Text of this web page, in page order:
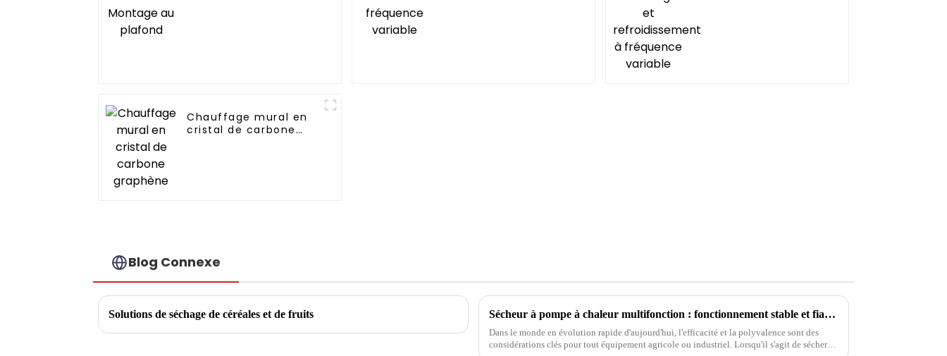
Chauffage mural en
cristal de carbone
Blog Connexe
Solutions de séchage de céréales et de fruits Sécheur à pompe à chaleur multifonction : fonctionnement stable et fiable, séchage sans souci
Dans le monde en évolution rapide d'aujourd'hui, l'efficacité et la polyvalence sont des
considérations clés pour tout équipement agricole ou industriel. Lorsqu'il s'agit de sécher